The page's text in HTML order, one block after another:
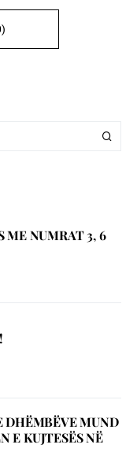
ME NUMRAT 3, 6
DHËMBËVE MUND
E KUJTESËS NË